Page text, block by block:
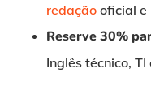
redaçãooficial e
Reserve 30%
Inglês técnico,